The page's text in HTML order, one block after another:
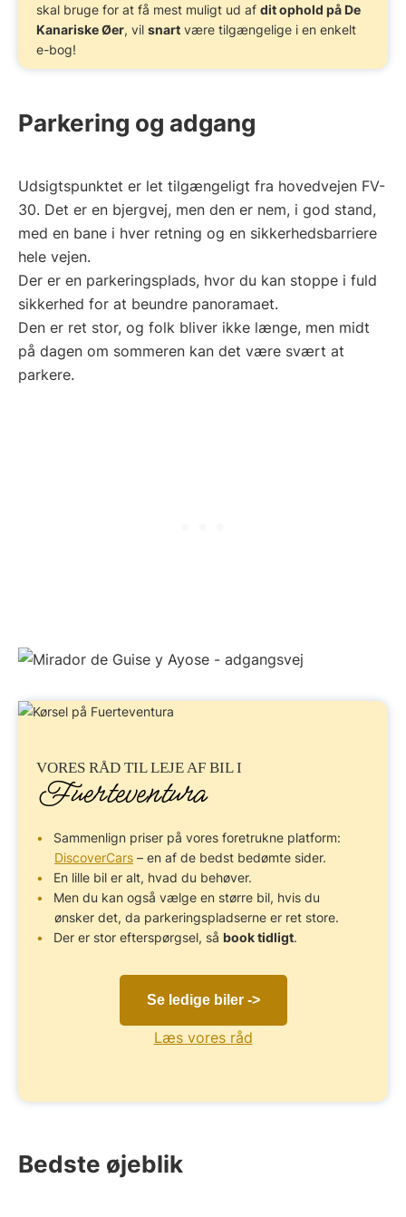
skal bruge for at få mest muligt ud af dit ophold på De
Kanariske Øer, vil snart være tilgængelige i en enkelt
e-bog!
Parkering og adgang
Udsigtspunktet er let tilgængeligt fra hovedvejen FV-
30. Det er en bjergvej, men den er nem, i god stand,
med en bane i hver retning og en sikkerhedsbarriere
hele vejen.
Der er en parkeringsplads, hvor du kan stoppe i fuld
sikkerhed for at beundre panoramaet.
Den er ret stor, og folk bliver ikke længe, men midt
på dagen om sommeren kan det være svært at
parkere.
VORES RÅD TILLEJE AF BILI
Fuerteventura
Sammenlign priser på vores foretrukne platform:
DiscoverCars – en af de bedst bedømte sider.
En lille bil er alt, hvad du behøver.
Men du kan også vælge en større bil, hvis du
ønsker det, da parkeringspladserne er ret store.
Der er stor efterspørgsel, så book tidligt.
Se ledige biler ->
Læs vores råd
Bedste øjeblik